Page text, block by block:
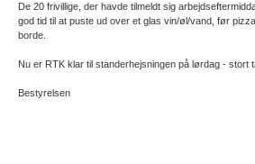
De 20 frivillige, der havde tilmeldt sig
god tid til at puste ud over et glas vin/øl/vand, før
borde.
Nu er RTK klar til standerhejsningen på lørdag - stort
Bestyrelsen